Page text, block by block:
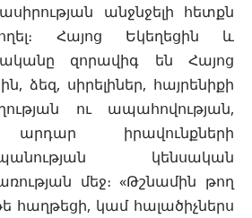
անջնջելի հետքն
Հայոց Եկեղեցին և
զորավիգ են Հայոց
ձեզ, սիրելիներ, հայրենիքի
ու ապահովության,
իրավունքների
կենսական
մեջ։ «Թշնամին թող
հաղթեցի, կամ հալածիչներս